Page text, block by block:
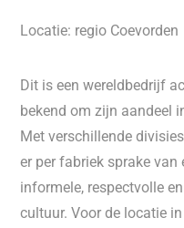
Locatie: regio Coevorden
Dit is een wereldbedrijf
bekend om zijn aandeel
Met verschillende
er per fabriek sprake van
informele, respectvolle
cultuur. Voor de locatie